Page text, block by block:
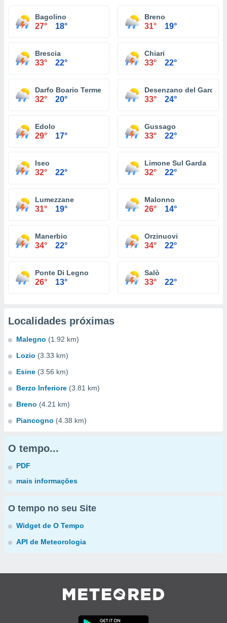
Bagolino
27° 18°
Breno
31° 19°
Brescia
33° 22°
Chiari
33° 22°
Darfo Boario Terme
32° 20°
Desenzano del Garda
33° 24°
Edolo
29° 17°
Gussago
33° 22°
Iseo
32° 22°
Limone Sul Garda
32° 22°
Lumezzane
31° 19°
Malonno
26° 14°
Manerbio
34° 22°
Orzinuovi
34° 22°
Ponte Di Legno
26° 13°
Salò
33° 22°
Localidades próximas
Malegno (1.92 km)
Lozio (3.33 km)
Esine (3.56 km)
Berzo Inferiore (3.81 km)
Breno (4.21 km)
Piancogno (4.38 km)
O tempo...
PDF
mais informações
O tempo no seu Site
Widget de O Tempo
API de Meteorologia